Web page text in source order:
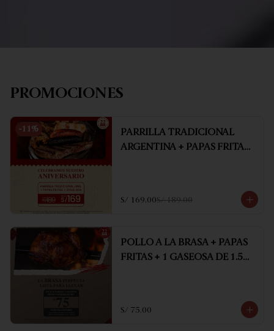
PROMOCIONES
-11 %
PARRILLA TRADICIONAL
ARGENTINA + PAPAS FRITAS
S/ 169.00S/ 189.00
POLLO A LA BRASA + PAPAS
FRITAS + 1 GASEOSA DE 1.5
S/ 75.00